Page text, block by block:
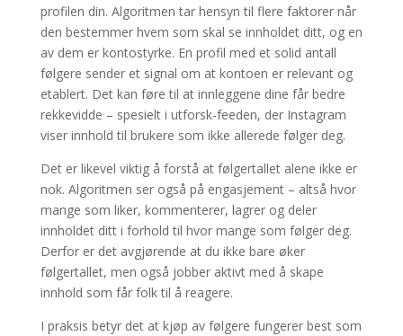
profilen din. Algoritmen tar hensyn til flere faktorer når
den bestemmer hvem som skal se innholdet ditt, og en
av dem er kontostyrke. En profil med et solid antall
følgere sender et signal om at kontoen er relevant og
etablert. Det kan føre til at innleggene dine får bedre
rekkevidde – spesielt i utforsk-feeden, der Instagram
viser innhold til brukere som ikke allerede følger deg.
Det er likevel viktig å forstå at følgertallet alene ikke er
nok. Algoritmen ser også på engasjement – altså hvor
mange som liker, kommenterer, lagrer og deler
innholdet ditt i forhold til hvor mange som følger deg.
Derfor er det avgjørende at du ikke bare øker
følgertallet, men også jobber aktivt med å skape
innhold som får folk til å reagere.
I praksis betyr det at kjøp av følgere fungerer best som